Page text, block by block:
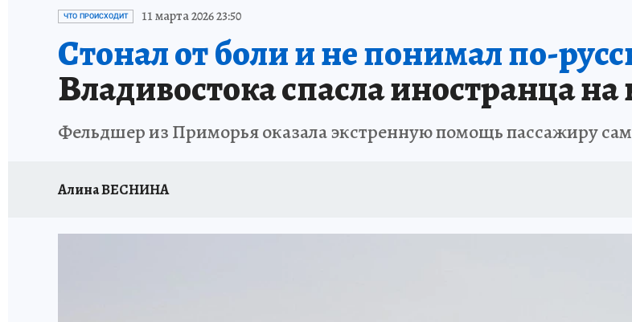
ДЕНЬ ПОБЕДЫ ВО ВЛАДИВОСТОКЕ 2026
АНТИРАК СТРАНИЦЫ ИСТОРИИ ДАЛЬНЕГО ВОСТОКА АФИША МОЙ ЛЮБИМЫЙ УЧИТЕЛЬ –
ЧТО ПРОИСХОДИТ 11 марта 2026 23:50
Стонал от боли и не понимал по-
Владивостока спасла иностранца
Фельдшер из Приморья оказала экстренную помощь пассажиру
Алина ВЕСНИНА